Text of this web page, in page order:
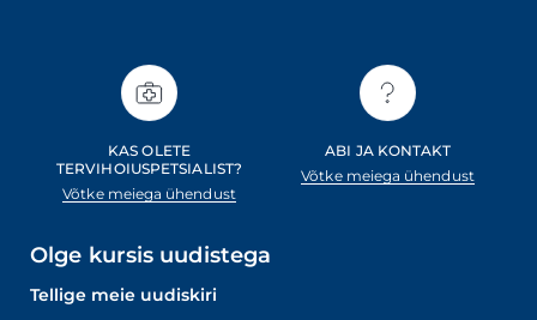
KAS OLETE
TERVIHOIUSPETSIALIST?
Võtke meiega ühendust
ABI JA KONTAKT
Võtke meiega ühendust
Olge kursis uudistega
Tellige meie uudiskiri